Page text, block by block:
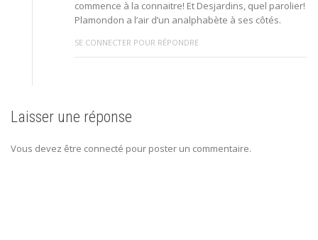
commence à la connaitre! Et Desjardins, quel parolier!
Plamondon a l’air d’un analphabète à ses côtés.
SE CONNECTER POUR RÉPONDRE
Laisser une réponse
Vous devez être connecté pour poster un commentaire.